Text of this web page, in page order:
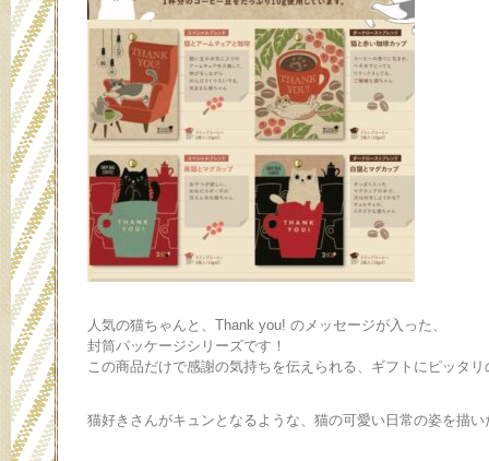
人気の猫ちゃんと、Thank you! のメッセージが入った、
封筒パッケージシリーズです！
この商品だけで感謝の気持ちを伝えられる、ギフトにピッタ
猫好きさんがキュンとなるような、猫の可愛い日常の姿を描